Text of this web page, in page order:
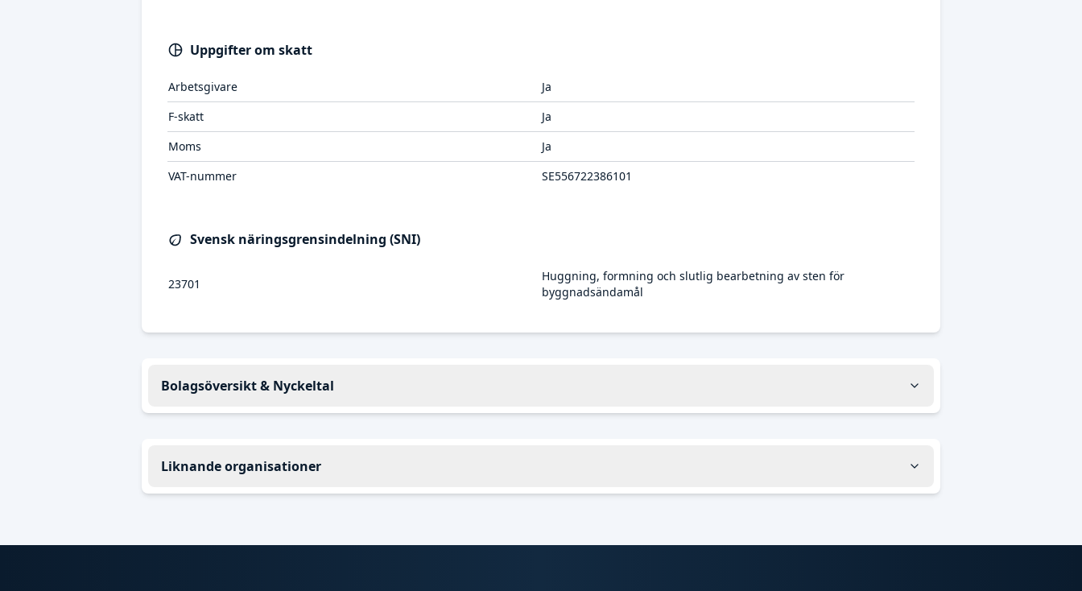
Uppgifter om skatt
Arbetsgivare
Ja
F-skatt
Ja
Moms
Ja
VAT-nummer
SE556722386101
Svensk näringsgrensindelning (SNI)
23701
Huggning, formning och slutlig bearbetning av sten för
byggnadsändamål
Bolagsöversikt & Nyckeltal
Liknande organisationer